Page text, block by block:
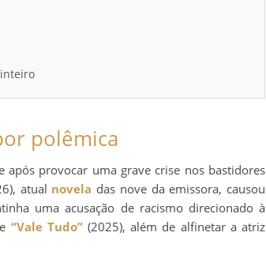
polêmica
após provocar uma grave crise nos bastidores
atual novela das nove da emissora, causou
uma acusação de racismo direcionado à
“Vale Tudo”(2025), além de alfinetar a atriz